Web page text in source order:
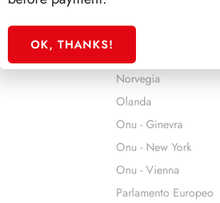
Monaco
Montenegro
Norvegia
Olanda
Onu - Ginevra
Onu - New York
Onu - Vienna
Parlamento Europeo
OK, THANKS!